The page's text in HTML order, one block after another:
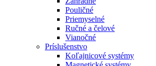
Pouličné
Priemyselné
Ručné a čelové
Vianočné
Príslušenstvo
Koľajnicové systémy